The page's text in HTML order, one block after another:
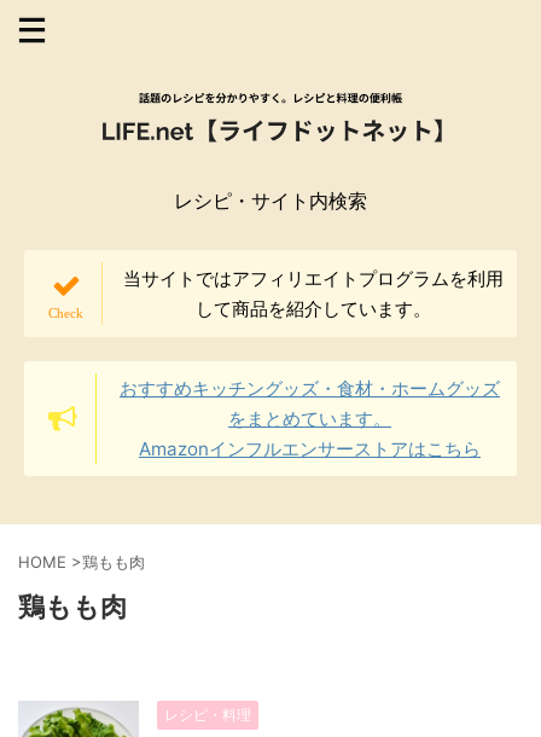
レシピ・サイト内検索
当サイトではアフィリエイトプログラムを利用
して商品を紹介しています。
おすすめキッチングッズ・食材・ホームグッズ
をまとめています。
Amazonインフルエンサーストアはこちら
HOME >鶏もも肉
鶏もも肉
レシピ・料理